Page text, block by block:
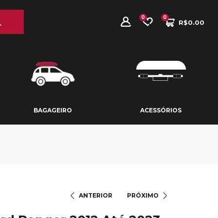
0
R$0.00
0
BAGAGEIRO ACESSÓRIOS
ANTERIOR PRÓXIMO